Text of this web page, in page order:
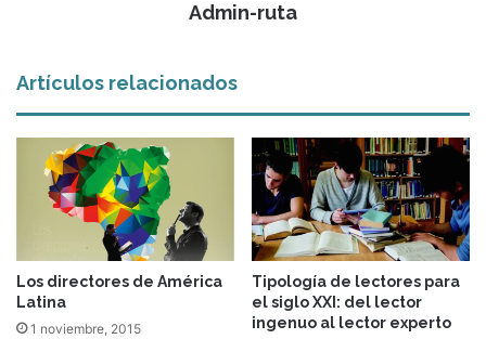
Admin-ruta
Artículos relacionados
Los directores de América
Latina
1 noviembre, 2015
Tipología de lectores para
el siglo XXI: del lector
ingenuo al lector experto